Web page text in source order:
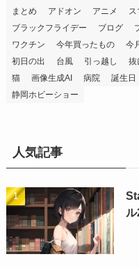
まとめ
アドオン アニメ ス
ブラックフライデー
ブログ
ワクチン
今年買ったもの 今
初日の出
台風 引っ越し 抜
猫
画像生成AI 病院 誕生日
静岡ホビーショー
人気記事